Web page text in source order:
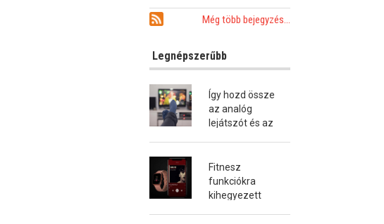
notebookokhoz
Még több bejegyzés...
Legnépszerűbb
Így hozd össze
az analóg
lejátszót és az
Fitnesz
funkciókra
kihegyezett